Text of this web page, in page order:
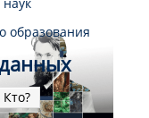
образования
Кто?